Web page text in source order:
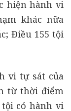
hiện hành vi
khác nữa
Điều 155 tội
vi tự sát của
từ thời điểm
có hành vi